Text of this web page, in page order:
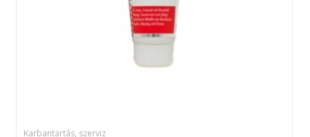
Karbantartás, szerviz